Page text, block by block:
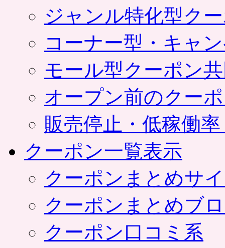
ジャンル特化型ク
コーナー型・キャ
モール型クーポン
オープン前のクー
販売停止・低稼働
クーポン一覧表示
クーポンまとめサ
クーポンまとめブ
クーポン口コミ系